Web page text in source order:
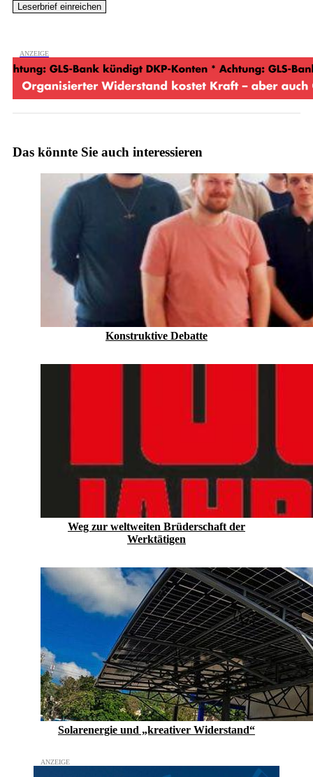
Das könnte Sie auch interessieren
Konstruktive Debatte
Weg zur weltweiten Brüderschaft der
Werktätigen
Solarenergie und „kreativer Widerstand“